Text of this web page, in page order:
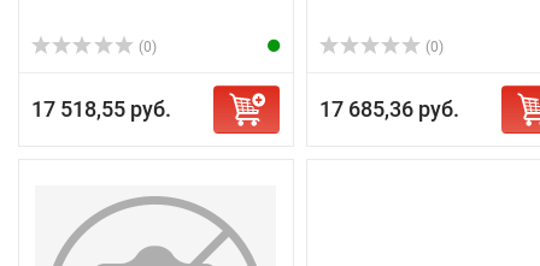
(0)
17 518,55 руб.
(0)
17 685,36 руб.